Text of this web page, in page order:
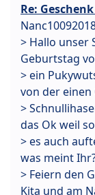
Re:
> Hallo unser
Geburtstag
> ein
von der einen
>
das Ok weil
> es auch
was meint
> Feiern den
Kita und am